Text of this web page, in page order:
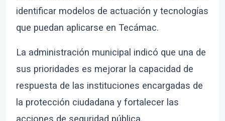
identificar modelos de actuación y tecnologías
que puedan aplicarse en Tecámac.
La administración municipal indicó que una de
sus prioridades es mejorar la capacidad de
respuesta de las instituciones encargadas de
la protección ciudadana y fortalecer las
acciones de seguridad pública.